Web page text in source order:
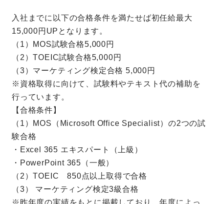
入社までに以下の合格条件を満たせば初任給最大
15,000円UPとなります。
（1）MOS試験合格5,000円
（2）TOEIC試験合格5,000円
（3）マーケティング検定合格 5,000円
※資格取得に向けて、試験料やテキスト代の補助を
行っています。
【合格条件】
（1）MOS（Microsoft Office Specialist）の2つの試
験合格
・Excel 365 エキスパート（上級）
・PowerPoint 365（一般）
（2）TOEIC 850点以上取得で合格
（3） マーケティング検定3級合格
※昨年度の実績をもとに掲載しており、年度によっ